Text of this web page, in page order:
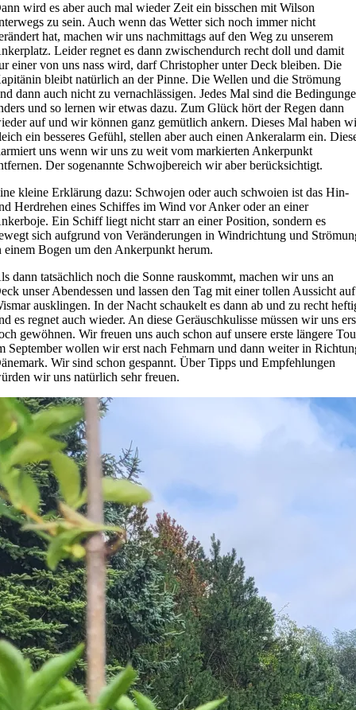
wird es aber auch mal wieder Zeit ein bisschen mit Wilson
zu sein. Auch wenn das Wetter sich noch immer nicht
hat, machen wir uns nachmittags auf den Weg zu unserem
Leider regnet es dann zwischendurch recht doll und damit
einer von uns nass wird, darf Christopher unter Deck bleiben. Die
bleibt natürlich an der Pinne. Die Wellen und die Strömung
dann auch nicht zu vernachlässigen. Jedes Mal sind die
und so lernen wir etwas dazu. Zum Glück hört der Regen dann
auf und wir können ganz gemütlich ankern. Dieses Mal haben
ein besseres Gefühl, stellen aber auch einen Ankeralarm ein.
uns wenn wir uns zu weit vom markierten Ankerpunkt
Der sogenannte Schwojbereich wir aber berücksichtigt.
kleine Erklärung dazu: Schwojen oder auch schwoien ist das Hin-
Herdrehen eines Schiffes im Wind vor Anker oder an einer
Ein Schiff liegt nicht starr an einer Position, sondern es
sich aufgrund von Veränderungen in Windrichtung und
einem Bogen um den Ankerpunkt herum.
dann tatsächlich noch die Sonne rauskommt, machen wir uns an
unser Abendessen und lassen den Tag mit einer tollen Aussicht auf
ausklingen. In der Nacht schaukelt es dann ab und zu recht
es regnet auch wieder. An diese Geräuschkulisse müssen wir uns
gewöhnen. Wir freuen uns auch schon auf unsere erste längere
September wollen wir erst nach Fehmarn und dann weiter in
Wir sind schon gespannt. Über Tipps und Empfehlungen
wir uns natürlich sehr freuen.